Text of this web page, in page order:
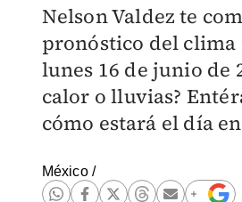
Nelson Valdez te
pronóstico del clima
lunes 16 de junio de
calor o lluvias?
cómo estará el día
México/